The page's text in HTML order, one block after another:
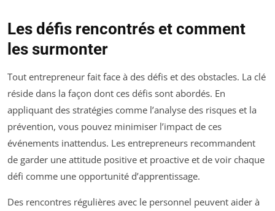
Les défis rencontrés et comment
les surmonter
Tout entrepreneur fait face à des défis et des obstacles. La clé
réside dans la façon dont ces défis sont abordés. En
appliquant des stratégies comme l’analyse des risques et la
prévention, vous pouvez minimiser l’impact de ces
événements inattendus. Les entrepreneurs recommandent
de garder une attitude positive et proactive et de voir chaque
défi comme une opportunité d’apprentissage.
Des rencontres régulières avec le personnel peuvent aider à